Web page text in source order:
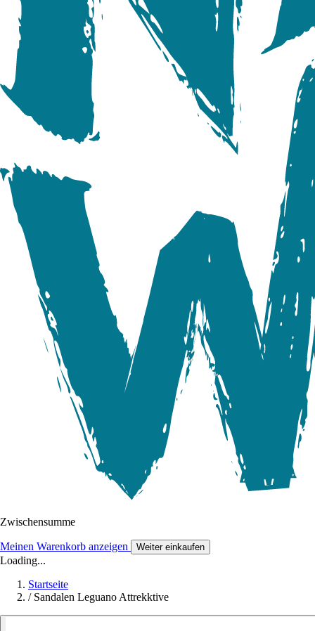
Zwischensumme
Meinen Warenkorb anzeigen Weiter einkaufen
Loading...
Startseite
/ Sandalen Leguano Attrekktive